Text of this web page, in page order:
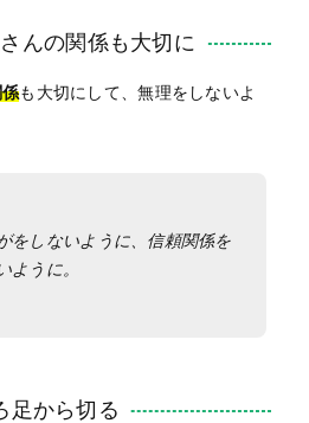
んの関係も大切に
も大切にして、無理をしないよ
をしないように、信頼関係を
ように。
足から切る